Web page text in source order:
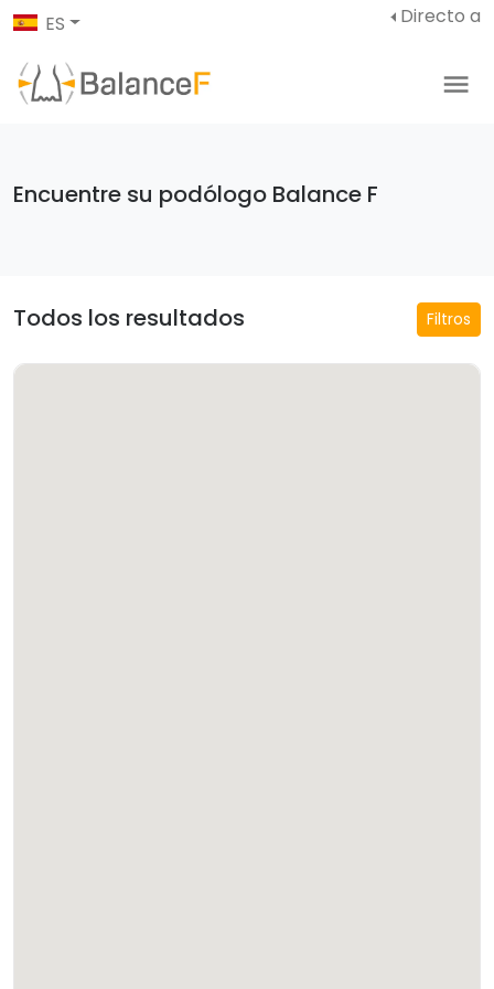
ES Directo a
Encuentre su podólogo Balance F
Todos los resultados Filtros